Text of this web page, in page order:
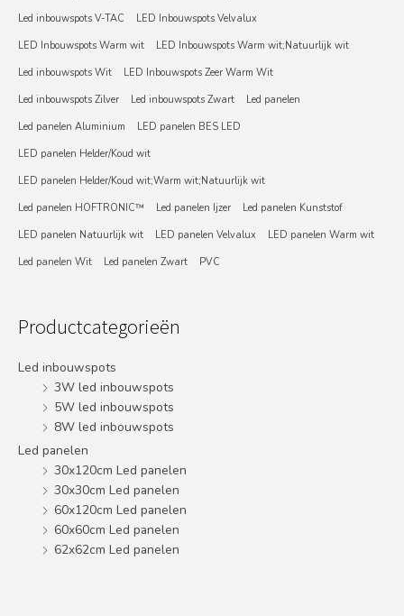
Led inbouwspots V-TAC
LED Inbouwspots Velvalux
LED Inbouwspots Warm wit
LED Inbouwspots Warm wit;Natuurlijk wit
Led inbouwspots Wit
LED Inbouwspots Zeer Warm Wit
Led inbouwspots Zilver
Led inbouwspots Zwart
Led panelen
Led panelen Aluminium
LED panelen BES LED
LED panelen Helder/Koud wit
LED panelen Helder/Koud wit;Warm wit;Natuurlijk wit
Led panelen HOFTRONIC™
Led panelen Ijzer
Led panelen Kunststof
LED panelen Natuurlijk wit
LED panelen Velvalux
LED panelen Warm wit
Led panelen Wit
Led panelen Zwart PVC
Productcategorieën
Led inbouwspots
3W led inbouwspots
5W led inbouwspots
8W led inbouwspots
Led panelen
30x120cm Led panelen
30x30cm Led panelen
60x120cm Led panelen
60x60cm Led panelen
62x62cm Led panelen